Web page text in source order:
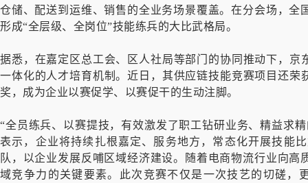
仓储、配送到运维、销售的全业务场景覆盖。在分会场，
形成“全层级、全岗位”技能练兵的大比武格局。
据悉，在嘉定区总工会、区人社局等部门的协同推动下，京
一体化的人才培育机制。近日，其供应链技能竞赛项目还荣
奖，成为企业以赛促学、以赛促干的生动注脚。
“全员练兵、以赛提技，有效激发了职工钻研业务、精益求
表示，企业将持续扎根嘉定、服务地方，常态化开展技能
队，以企业发展反哺区域经济建设。随着电商物流行业向
域竞争力的关键要素。此次竞赛不仅是一次技艺的切磋，